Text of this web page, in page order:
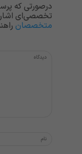
درصورتی که
تخصصی‌ای
متخصصان